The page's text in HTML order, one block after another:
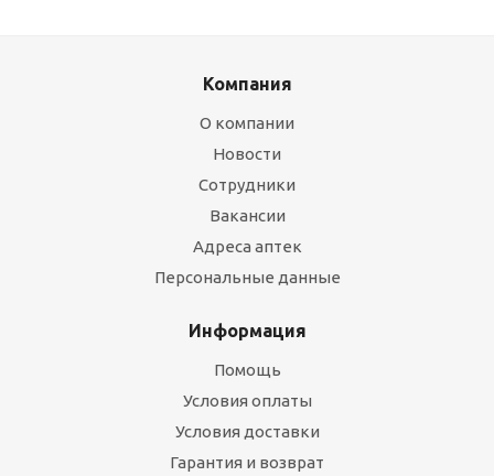
Компания
О компании
Новости
Сотрудники
Вакансии
Адреса аптек
Персональные данные
Информация
Помощь
Условия оплаты
Условия доставки
Гарантия и возврат